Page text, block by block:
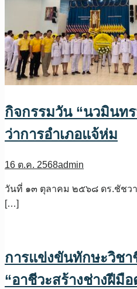
กิจกรรมวัน “นวมินท
ว่าการอำเภอแจ้ห่ม
16 ต.ค. 2568admin
วันที่ ๑๓ ตุลาคม ๒๕๖๘ ดร.ชัชว
[…]
การแข่งขันทักษะวิชา
“อาชีวะสร้างช่างฝีมื